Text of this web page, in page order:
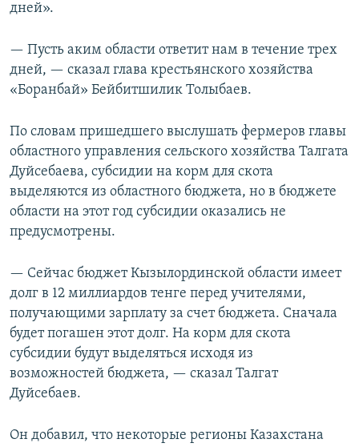
дней».
— Пусть аким области ответит нам в течение трех
дней, — сказал глава крестьянского хозяйства
«Боранбай» Бейбитшилик Толыбаев.
По словам пришедшего выслушать фермеров главы
областного управления сельского хозяйства Талгата
Дуйсебаева, субсидии на корм для скота
выделяются из областного бюджета, но в бюджете
области на этот год субсидии оказались не
предусмотрены.
— Сейчас бюджет Кызылординской области имеет
долг в 12 миллиардов тенге перед учителями,
получающими зарплату за счет бюджета. Сначала
будет погашен этот долг. На корм для скота
субсидии будут выделяться исходя из
возможностей бюджета, — сказал Талгат
Дуйсебаев.
Он добавил, что некоторые регионы Казахстана